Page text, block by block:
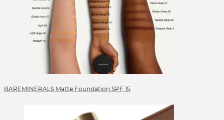
BAREMINERALS Matte Foundation SPF 15